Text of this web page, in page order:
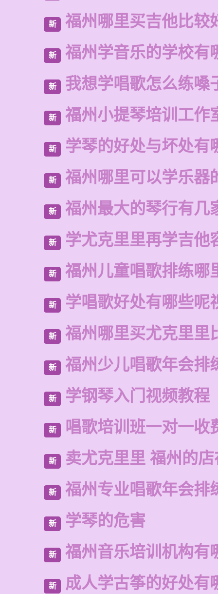
新 福州哪里买吉他比较
新 福州学音乐的学校有
新 我想学唱歌怎么练嗓
新 福州小提琴培训工作
新 学琴的好处与坏处有
新 福州哪里可以学乐器
新 福州最大的琴行有几
新 学尤克里里再学吉他
新 福州儿童唱歌排练哪
新 学唱歌好处有哪些呢
新 福州哪里买尤克里里
新 福州少儿唱歌年会排
新 学钢琴入门视频教程
新 唱歌培训班一对一收
新 卖尤克里里 福州的
新 福州专业唱歌年会排
新 学琴的危害
新 福州音乐培训机构有
新 成人学古筝的好处有